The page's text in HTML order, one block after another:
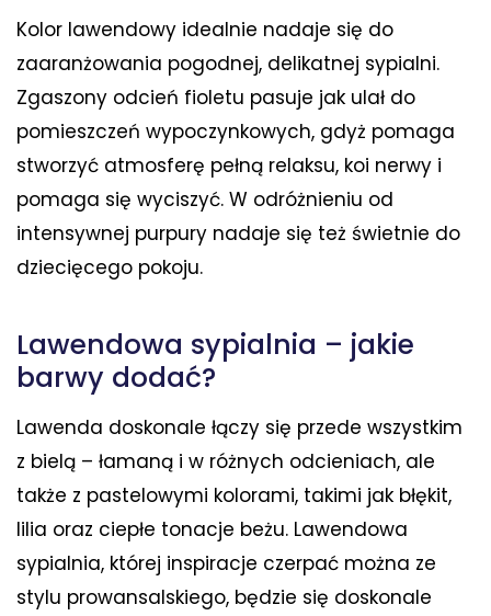
Kolor lawendowy idealnie nadaje się do
zaaranżowania pogodnej, delikatnej sypialni.
Zgaszony odcień fioletu pasuje jak ulał do
pomieszczeń wypoczynkowych, gdyż pomaga
stworzyć atmosferę pełną relaksu, koi nerwy i
pomaga się wyciszyć. W odróżnieniu od
intensywnej purpury nadaje się też świetnie do
dziecięcego pokoju.
Lawendowa sypialnia – jakie
barwy dodać?
Lawenda doskonale łączy się przede wszystkim
z bielą – łamaną i w różnych odcieniach, ale
także z pastelowymi kolorami, takimi jak błękit,
lilia oraz ciepłe tonacje beżu. Lawendowa
sypialnia, której inspiracje czerpać można ze
stylu prowansalskiego, będzie się doskonale